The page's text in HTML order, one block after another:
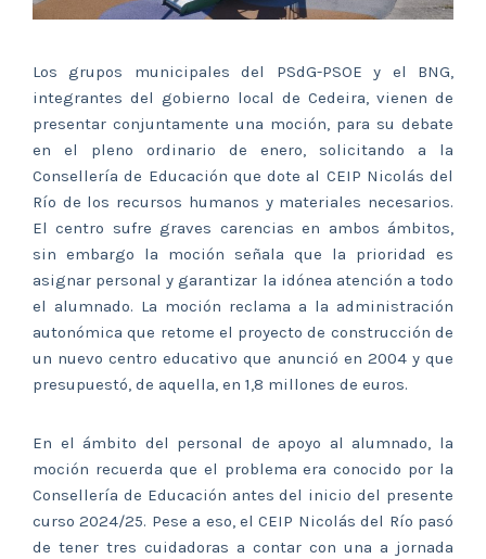
Los grupos municipales del PSdG-PSOE y el BNG,
integrantes del gobierno local de Cedeira, vienen de
presentar conjuntamente una moción, para su debate
en el pleno ordinario de enero, solicitando a la
Consellería de Educación que dote al CEIP Nicolás del
Río de los recursos humanos y materiales necesarios.
El centro sufre graves carencias en ambos ámbitos,
sin embargo la moción señala que la prioridad es
asignar personal y garantizar la idónea atención a todo
el alumnado. La moción reclama a la administración
autonómica que retome el proyecto de construcción de
un nuevo centro educativo que anunció en 2004 y que
presupuestó, de aquella, en 1,8 millones de euros.
En el ámbito del personal de apoyo al alumnado, la
moción recuerda que el problema era conocido por la
Consellería de Educación antes del inicio del presente
curso 2024/25. Pese a eso, el CEIP Nicolás del Río pasó
de tener tres cuidadoras a contar con una a jornada